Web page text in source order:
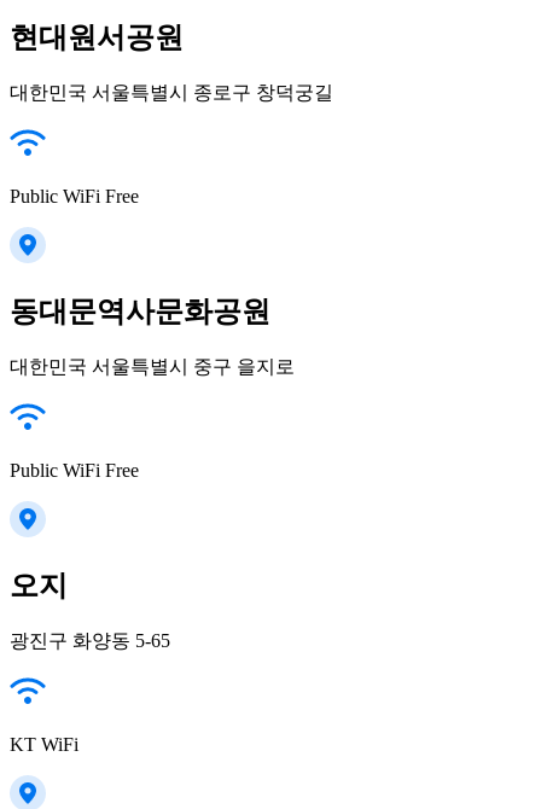
현대원서공원
대한민국 서울특별시 종로구 창덕궁길
Public WiFi Free
동대문역사문화공원
대한민국 서울특별시 중구 을지로
Public WiFi Free
오지
광진구 화양동 5-65
KT WiFi